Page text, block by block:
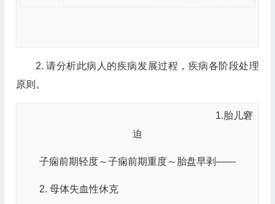
2. 请分析此病人的疾病发展过程，疾病各阶段处理
原则。
1.胎儿窘
迫
子痫前期轻度～子痫前期重度～胎盘早剥——
2. 母体失血性休克